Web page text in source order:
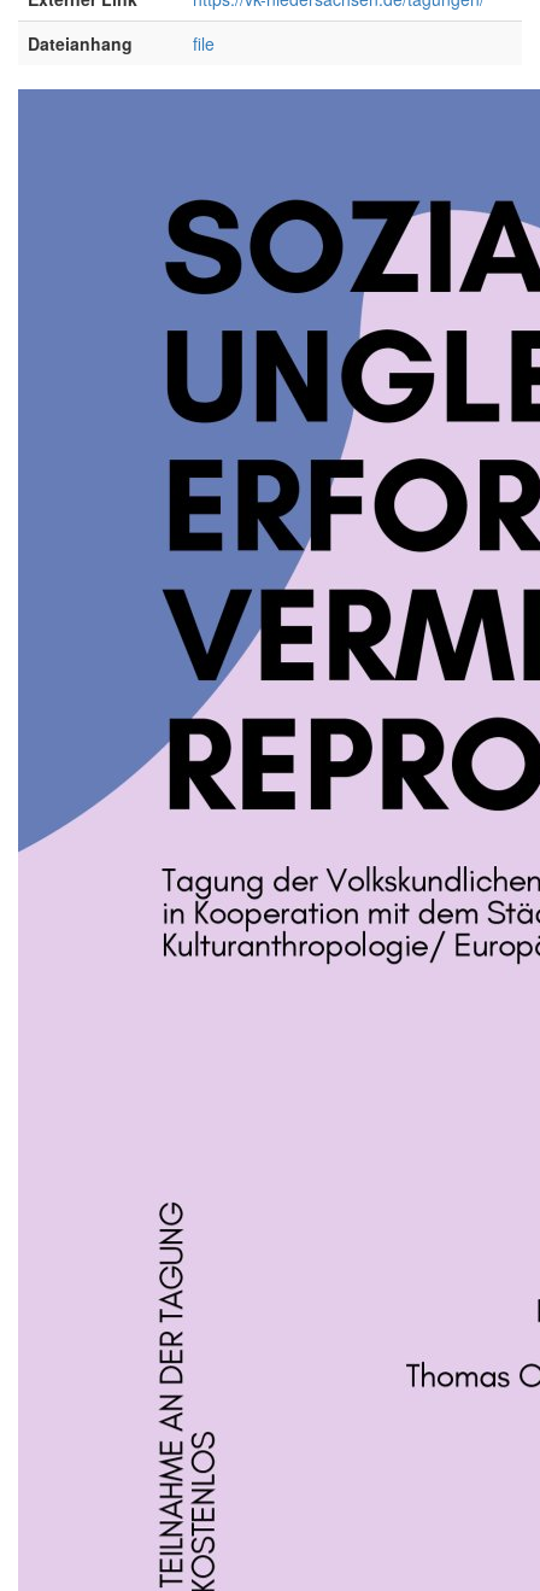
Dateianhang
file